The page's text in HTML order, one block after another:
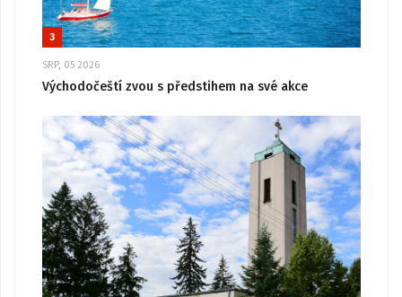
3
SRP, 05 2026
Východočeští zvou s předstihem na své akce